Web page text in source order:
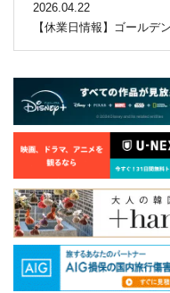
2026.04.22
【休業日情報】ゴールデ